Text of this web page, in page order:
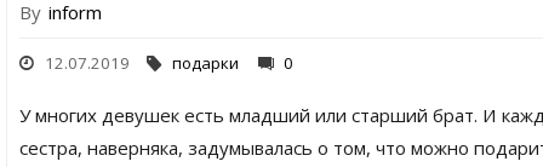
By inform
12.07.2019 подарки 0
У многих девушек есть младший или старший брат. И
сестра, наверняка, задумывалась о том, что можно